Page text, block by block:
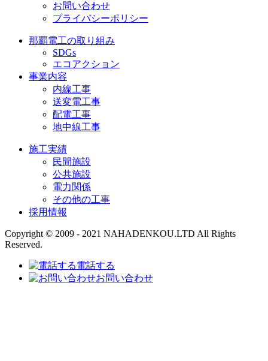
お問い合わせ
プライバシーポリシー
那覇電工の取り組み
SDGs
エコアクション
事業内容
内線工事
送変電工事
配電工事
地中線工事
施工実績
民間施設
公共施設
電力関係
その他の工事
採用情報
Copyright © 2009 - 2021 NAHADENKOU.LTD All Rights
Reserved.
電話する
お問い合わせ